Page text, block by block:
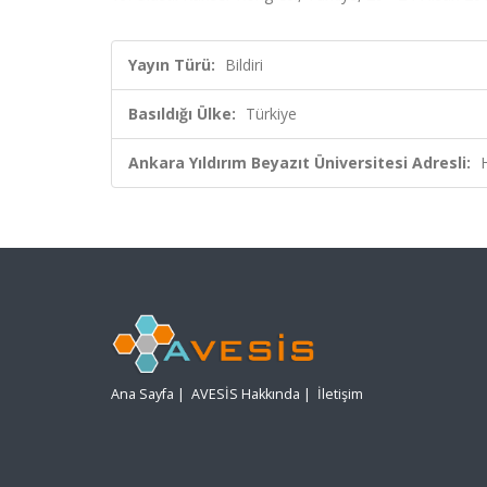
Yayın Türü: Bildiri
Basıldığı Ülke: Türkiye
Ankara Yıldırım Beyazıt Üniversitesi Adresli:
Ana Sayfa | AVESİS Hakkında | İletişim